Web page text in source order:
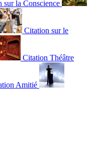
sur la Conscience
Citation sur le
Citation Théâtre
Amitié